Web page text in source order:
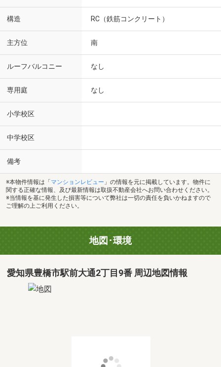
構造 RC（鉄筋コンクリート）
主方位 南
ルーフバルコニー なし
専用庭 なし
小学校区
中学校区
備考
※本物件情報は「 マンションレビュー 」の情報を元に掲載しています。物件に
関する正確な情報、及び最新情報は取扱不動産会社へお問い合わせください。
※当情報を基に発生した損害等について弊社は一切の責任を負いかねますので
ご理解の上ご利用ください。
地図･環境
愛知県豊橋市駅前大通2丁目9番 周辺地図情報